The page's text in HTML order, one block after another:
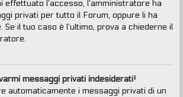
effettuato l’accesso, l’amministratore ha
privati per tutto il Forum, oppure li ha
Se il tuo caso è l’ultimo, prova a chiederne il
messaggi privati indesiderati!
automaticamente i messaggi privati ​​di un